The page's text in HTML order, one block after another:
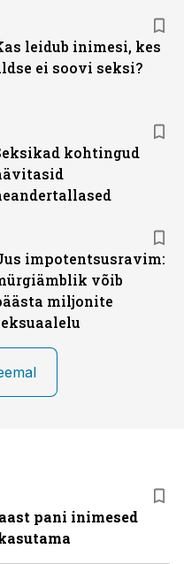
leidub inimesi, kes
ei soovi seksi?
kohtingud
impotentsusravim:
võib
miljonite
pani inimesed